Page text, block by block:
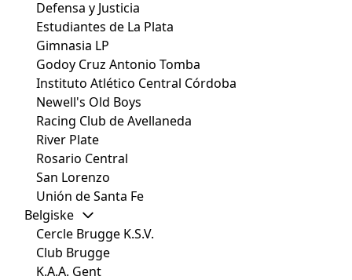
Defensa y Justicia
Estudiantes de La Plata
Gimnasia LP
Godoy Cruz Antonio Tomba
Instituto Atlético Central Córdoba
Newell's Old Boys
Racing Club de Avellaneda
River Plate
Rosario Central
San Lorenzo
Unión de Santa Fe
Belgiske
Cercle Brugge K.S.V.
Club Brugge
K.A.A. Gent